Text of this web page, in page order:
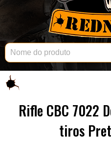
Rifle CBC 7022
tiros